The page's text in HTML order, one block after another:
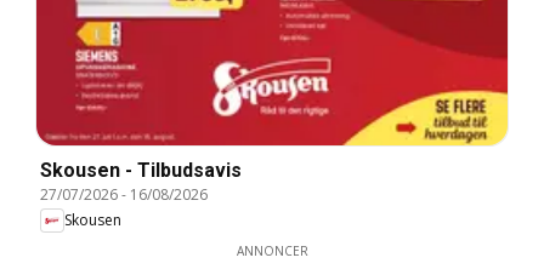
Skousen - Tilbudsavis
27/07/2026- 16/08/2026
Skousen
ANNONCER